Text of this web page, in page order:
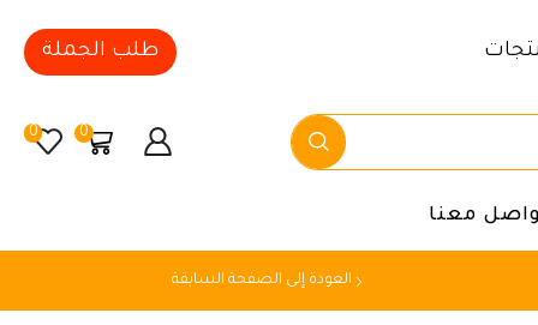
طلب الجملة
0
0
معنا
العودة إلى الصفحة السابقة